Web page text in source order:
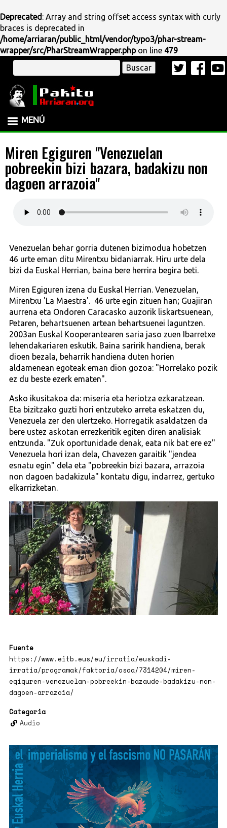
Deprecated: Array and string offset access syntax with curly
braces is deprecated in
/home/arriaran/public_html/vendor/typo3/phar-stream-
wrapper/src/PharStreamWrapper.phpon line 479
Pasar
contenido
principal
Buscar
MENÚ
Miren Egiguren "Venezuelan
pobreekin bizi bazara, badakizu non
dagoen arrazoia"
Venezuelan behar gorria dutenen bizimodua hobetzen
46 urte eman ditu Mirentxu bidaniarrak. Hiru urte dela
bizi da Euskal Herrian, baina bere herrira begira beti.
Miren Egiguren izena du Euskal Herrian. Venezuelan,
Mirentxu 'La Maestra'. 46 urte egin zituen han; Guajiran
aurrena eta Ondoren Caracasko auzorik liskartsuenean,
Petaren, behartsuenen artean behartsuenei laguntzen.
2003an Euskal Kooperantearen saria jaso zuen Ibarretxe
lehendakariaren eskutik. Baina saririk handiena, berak
dioen bezala, beharrik handiena duten horien
aldamenean egoteak eman dion gozoa: "Horrelako pozik
ez du beste ezerk ematen".
Asko ikusitakoa da: miseria eta heriotza ezkaratzean.
Eta bizitzako guzti hori entzuteko arreta eskatzen du,
Venezuela zer den ulertzeko. Horregatik asaldatzen da
bere ustez askotan errezkeritik egiten diren analisiak
entzunda. "Zuk oportunidade denak, eata nik bat ere ez"
Venezuela hori izan dela, Chavezen garaitik "jendea
esnatu egin" dela eta "pobreekin bizi bazara, arrazoia
non dagoen badakizula" kontatu digu, indarrez, gertuko
elkarrizketan.
Fuente
https://www.eitb.eus/eu/irratia/euskadi-
irratia/programak/faktoria/osoa/7314204/miren-
egiguren-venezuelan-pobreekin-bazaude-badakizu-non-
dagoen-arrazoia/
Categoria
Audio